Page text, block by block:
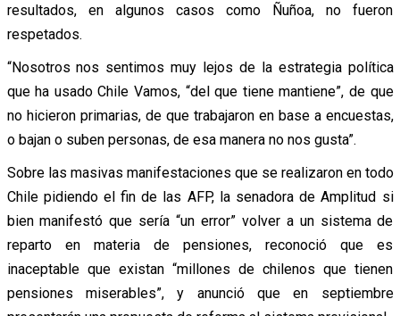
resultados, en algunos casos como Ñuñoa, no fueron
respetados.
“Nosotros nos sentimos muy lejos de la estrategia política
que ha usado Chile Vamos, “del que tiene mantiene”, de que
no hicieron primarias, de que trabajaron en base a encuestas,
o bajan o suben personas, de esa manera no nos gusta”.
Sobre las masivas manifestaciones que se realizaron en todo
Chile pidiendo el fin de las AFP, la senadora de Amplitud si
bien manifestó que sería “un error” volver a un sistema de
reparto en materia de pensiones, reconoció que es
inaceptable que existan “millones de chilenos que tienen
pensiones miserables”, y anunció que en septiembre